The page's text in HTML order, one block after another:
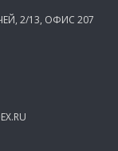
2/13, ОФИС 207